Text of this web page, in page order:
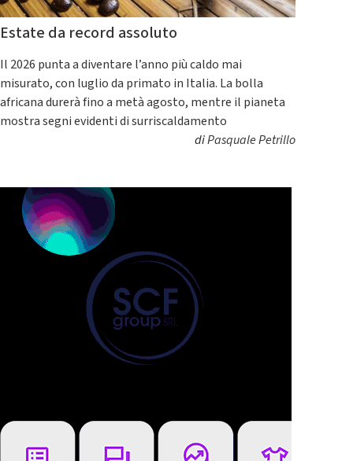
Estate da record assoluto
Il 2026 punta a diventare l’anno più caldo mai
misurato, con luglio da primato in Italia. La bolla
africana durerà fino a metà agosto, mentre il pianeta
mostra segni evidenti di surriscaldamento
diPasquale Petrillo